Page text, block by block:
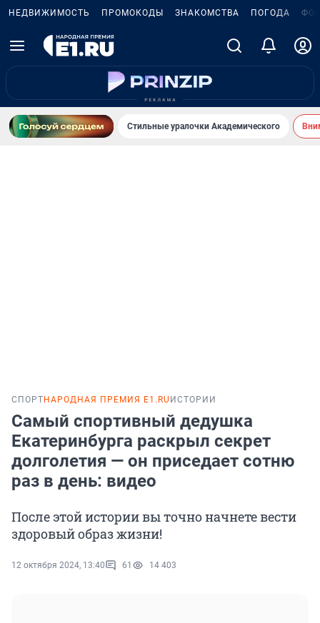
НЕДВИЖИМОСТЬ ПРОМОКОДЫ ЗНАКОМСТВА ПОГОДА
Стильные уралочки Академического
СПОРТ НАРОДНАЯ ПРЕМИЯ E1.RU ИСТОРИИ
Самый спортивный дедушка
Екатеринбурга раскрыл секрет
долголетия — он приседает сотню
раз в день: видео
После этой истории вы точно начнете вести
здоровый образ жизни!
12 октября 2024, 13:40 61 14 403